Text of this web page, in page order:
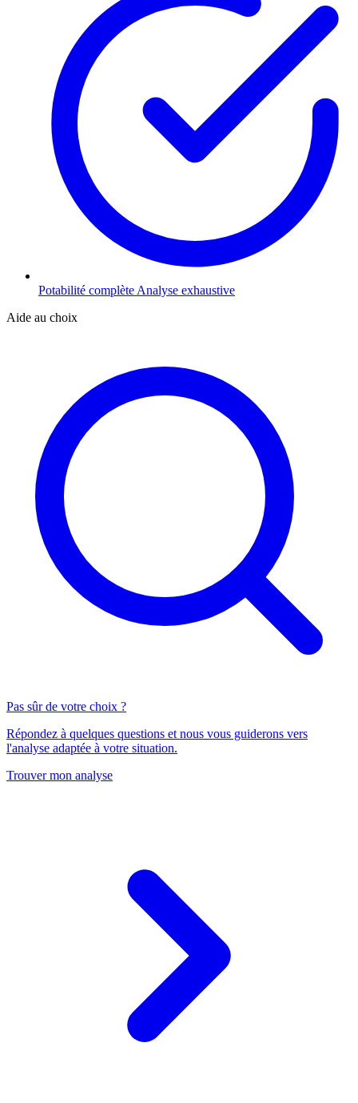
Potabilité complète Analyse exhaustive
Aide au choix
Pas sûr de votre choix ?
Répondez à quelques questions et nous vous guiderons vers
l'analyse adaptée à votre situation.
Trouver mon analyse